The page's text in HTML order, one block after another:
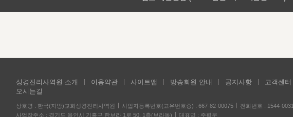
성경진리사역원 소개 이용약관 사이트맵 방송회원 안내 공지사항
고객센터
오시는길
상호명 : 한국(지방)교회성경진리사역원 사업자등록번호(고유번호증) : 667-82-00075
전화번호 : 1544-0031
사업장주소 : 경기도 용인시 기흥구 한보라 1로 50, 1층(보라동)
대표명 : 주평문